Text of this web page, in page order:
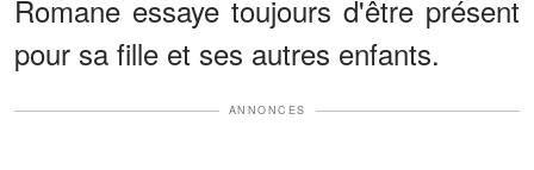
Romane essaye toujours d'être présent
pour sa fille et ses autres enfants.
ANNONCES